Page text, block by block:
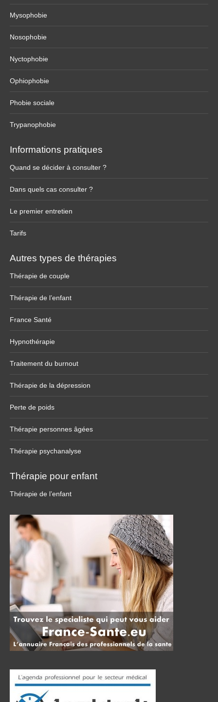
Mysophobie
Nosophobie
Nyctophobie
Ophiophobie
Phobie sociale
Trypanophobie
Informations pratiques
Quand se décider à consulter ?
Dans quels cas consulter ?
Le premier entretien
Tarifs
Autres types de thérapies
Thérapie de couple
Thérapie de l’enfant
France Santé
Hypnothérapie
Traitement du burnout
Thérapie de la dépression
Perte de poids
Thérapie personnes âgées
Thérapie psychanalyse
Thérapie pour enfant
Thérapie de l’enfant